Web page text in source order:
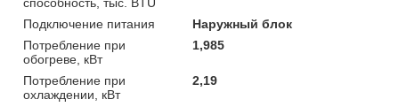
Подключение питания
Наружный блок
Потребление при
обогреве, кВт
1,985
Потребление при
охлаждении, кВт
2,19